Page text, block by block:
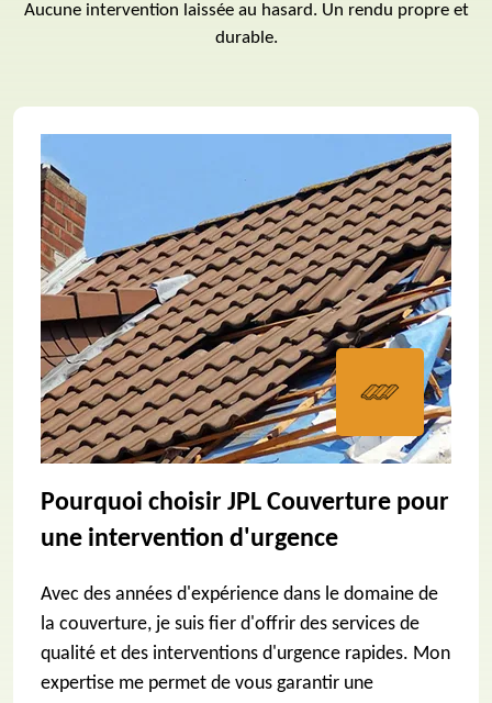
Aucune intervention laissée au hasard. Un rendu propre et
durable.
Pourquoi choisir JPL Couverture pour
une intervention d'urgence
Avec des années d'expérience dans le domaine de
la couverture, je suis fier d'offrir des services de
qualité et des interventions d'urgence rapides. Mon
expertise me permet de vous garantir une